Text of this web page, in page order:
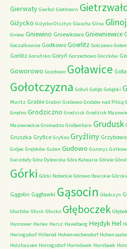
Gierwaty Gierłoż Giethoorn
Giżycko Giżycko Olsztyn Glaucha Glina
Gniew Gniewino Gniewkowo Gniewniewice
Goczałkowice Godkowo Goerlitz Golczewo
Gorlitz Goruńsko Goryń Gorzechowo Gorzków
Goworowo Gozdowo Goławice
Gołotczyzna Gołuń Gołąb Gołąbki
Muritz Grabie Grabin Grabowo Grabów nad Pilicą
Grodno Grodziczno Grodzisk Grodzisk
Mazowieckie Gromadno Großenhain Grudusk
Gruszka Gryfice Gryfino Gryźliny Grzybowo
Grójec Grębków Gubin Gudowo Guronys
Gwizdały Góra Dylewska Góra Kalwaria Górale
Górki Górki Noteckie Górowo Iławskie
Gągolin Gągławki Gąsocin Gładczyn
Głuchów Głusk Głusko Głęboczek
Hannover Harlev Harsz Havelberg HejdykHel
Heringsdorf Hillerod Hohenreichendorf
Holzhausen Horingsdorf Hormówek Hornbaek